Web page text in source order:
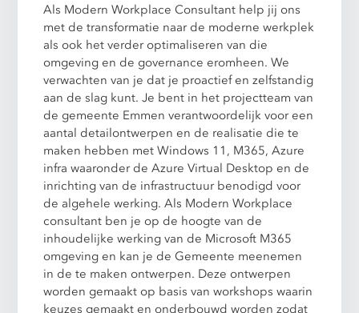
Als Modern Workplace Consultant help jij ons
met de transformatie naar de moderne werkplek
als ook het verder optimaliseren van die
omgeving en de governance eromheen. We
verwachten van je dat je proactief en zelfstandig
aan de slag kunt. Je bent in het projectteam van
de gemeente Emmen verantwoordelijk voor een
aantal detailontwerpen en de realisatie die te
maken hebben met Windows 11, M365, Azure
infra waaronder de Azure Virtual Desktop en de
inrichting van de infrastructuur benodigd voor
de algehele werking. Als Modern Workplace
consultant ben je op de hoogte van de
inhoudelijke werking van de Microsoft M365
omgeving en kan je de Gemeente meenemen
in de te maken ontwerpen. Deze ontwerpen
worden gemaakt op basis van workshops waarin
keuzes gemaakt en onderbouwd worden zodat